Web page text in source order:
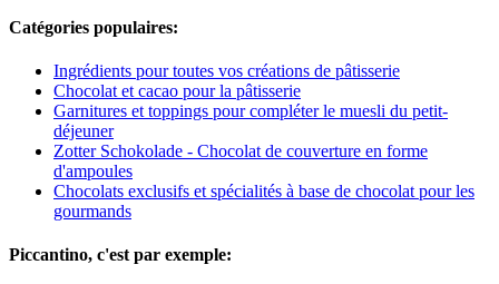
Catégories populaires:
Ingrédients pour toutes vos créations de pâtisserie
Chocolat et cacao pour la pâtisserie
Garnitures et toppings pour compléter le muesli du petit-
déjeuner
Zotter Schokolade - Chocolat de couverture en forme
d'ampoules
Chocolats exclusifs et spécialités à base de chocolat pour les
gourmands
Piccantino, c'est par exemple: